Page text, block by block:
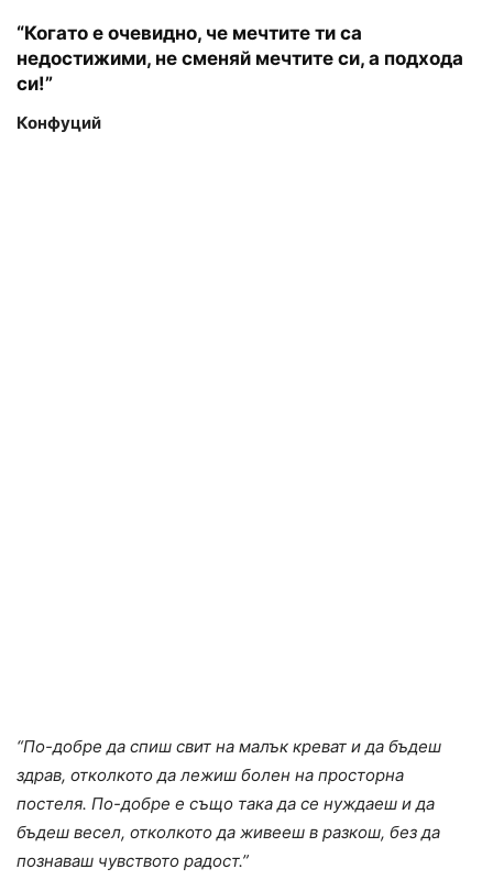
“Когато е очевидно, че мечтите ти са
недостижими, не сменяй мечтите си, а подхода
си!”
Конфуций
“По-добре да спиш свит на малък креват и да бъдеш
здрав, отколкото да лежиш болен на просторна
постеля. По-добре е също така да се нуждаеш и да
бъдеш весел, отколкото да живееш в разкош, без да
познаваш чувството радост.”